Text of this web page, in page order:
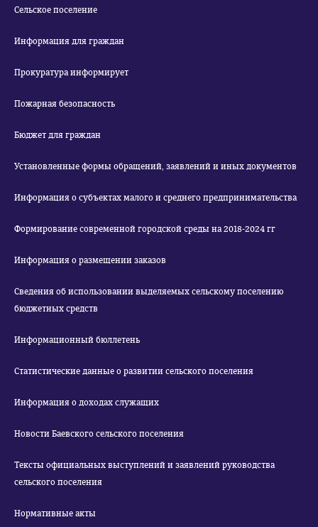
Сельское поселение
Информация для граждан
Прокуратура информирует
Пожарная безопасность
Бюджет для граждан
Установленные формы обращений, заявлений и иных документов
Информация о субъектах малого и среднего предпринимательства
Формирование современной городской среды на 2018-2024 гг
Информация о размещении заказов
Сведения об использовании выделяемых сельскому поселению
бюджетных средств
Информационный бюллетень
Статистические данные о развитии сельского поселения
Информация о доходах служащих
Новости Баевского сельского поселения
Тексты официальных выступлений и заявлений руководства
сельского поселения
Нормативные акты